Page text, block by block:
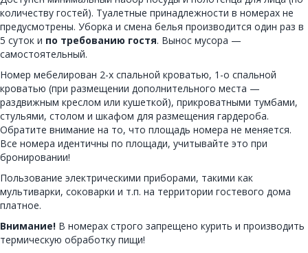
количеству гостей). Туалетные принадлежности в номерах не
предусмотрены. Уборка и смена белья производится один раз в
5 суток и по требованию гостя. Вынос мусора —
самостоятельный.
Номер мебелирован 2-х спальной кроватью, 1-о спальной
кроватью (при размещении дополнительного места —
раздвижным креслом или кушеткой), прикроватными тумбами,
стульями, столом и шкафом для размещения гардероба.
Обратите внимание на то, что площадь номера не меняется.
Все номера идентичны по площади, учитывайте это при
бронировании!
Пользование электрическими приборами, такими как
мультиварки, соковарки и т.п. на территории гостевого дома
платное.
Внимание! В номерах строго запрещено курить и производить
термическую обработку пищи!